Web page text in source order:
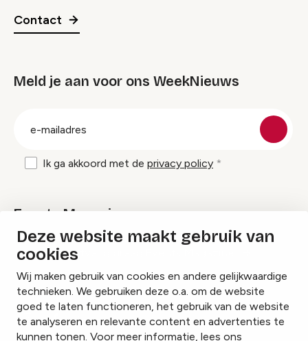
Deze website maakt gebruik van
cookies
Wij maken gebruik van cookies en andere gelijkwaardige
technieken. We gebruiken deze o.a. om de website
goed te laten functioneren, het gebruik van de website
te analyseren en relevante content en advertenties te
kunnen tonen. Voor meer informatie, lees ons
Contact
Meld je aan voor ons WeekNieuws
Ik ga akkoord met de privacy policy
Events Magazine
Ik ontvang graag Events Magazine
InstagramFacebookLinkedIn